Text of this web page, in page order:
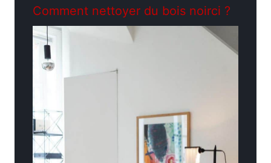
Comment nettoyer du bois noirci ?